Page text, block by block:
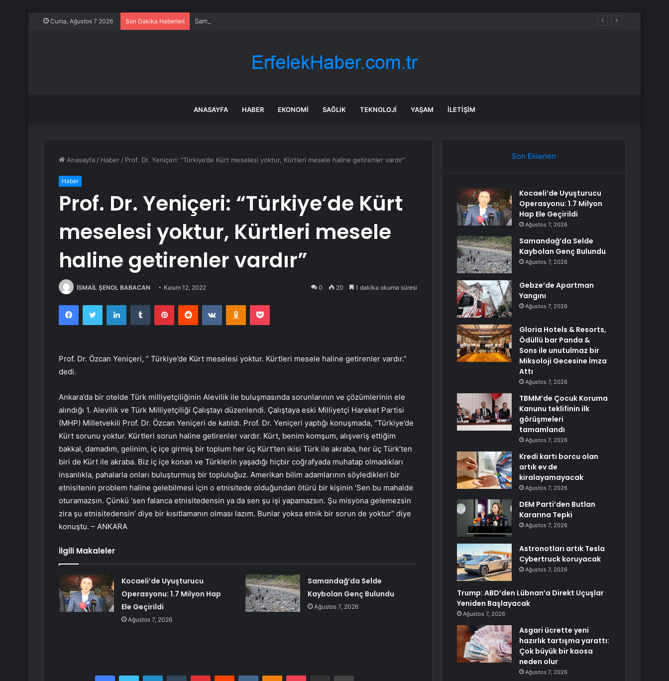
Cuma, Ağustos 7 2026 Son Dakika Haberleri Samandağ’da Selde Kaybolan Genç Bulundu
ANASAYFA HABER EKONOMI SAĞLIK TEKNOLOJI YAŞAM İLETIŞIM
Anasayfa / Haber / Prof. Dr. Yeniçeri: “Türkiye’de Kürt meselesi yoktur, Kürtleri mesele haline getirenler vardır”
Haber
Prof. Dr. Yeniçeri: “Türkiye’de Kürt
meselesi yoktur, Kürtleri mesele
haline getirenler vardır”
İSMAİL ŞENOL BABACAN Kasım 12, 2022 0 20 1 dakika okuma süresi
FacebookTwitter LinkedInTumblr PinterestReddit VKontakteOdnoklassniki
Pocket
Prof. Dr. Özcan Yeniçeri, ” Türkiye’de Kürt meselesi yoktur. Kürtleri mesele haline getirenler vardır.”
dedi.
Ankara’da bir otelde Türk milliyetçiliğinin Alevilik ile buluşmasında sorunlarının ve çözümlerinin ele
alındığı 1. Alevilik ve Türk Milliyetçiliği Çalıştayı düzenlendi. Çalıştaya eski Milliyetçi Hareket Partisi
(MHP) Milletvekili Prof. Dr. Özcan Yeniçeri de katıldı. Prof. Dr. Yeniçeri yaptığı konuşmada, “Türkiye’de
Kürt sorunu yoktur. Kürtleri sorun haline getirenler vardır. Kürt, benim komşum, alışveriş ettiğim
bakkal, damadım, gelinim, iç içe girmiş bir toplum her üç Kürt’ten ikisi Türk ile akraba, her üç Türk’ten
biri de Kürt ile akraba. Biz iç içe konan ve Türklerin yaşadığı hiçbir coğrafyada muhatap olmadıkları
insanlıkla, pahalarla onları buluşturmuş bir topluluğuz. Amerikan bilim adamlarının söyledikleri bir
etnisitenin problem haline gelebilmesi için o etnisitede olduğundan ötürü bir kişinin ‘Sen bu mahalde
oturamazsın. Çünkü ‘sen falanca etnisitedensin ya da sen şu işi yapamazsın. Şu misyona gelemezsin
zira şu etnisitedensin’ diye bir kısıtlamanın olması lazım. Bunlar yoksa etnik bir sorun de yoktur” diye
konuştu. – ANKARA
İlgili Makaleler
Kocaeli’de Uyuşturucu
Operasyonu: 1.7 Milyon Hap
Ele Geçirildi
Ağustos 7, 2026
Samandağ’da Selde
Kaybolan Genç Bulundu
Ağustos 7, 2026
FacebookTwitter LinkedInTumblr PinterestReddit VKontakteOdnoklassniki
Pocket E-Posta ile paylaş Yazdır
Son Eklenen
Kocaeli’de Uyuşturucu
Operasyonu: 1.7 Milyon
Hap Ele Geçirildi
Ağustos 7, 2026
Samandağ’da Selde
Kaybolan Genç Bulundu
Ağustos 7, 2026
Gebze’de Apartman
Yangını
Ağustos 7, 2026
Gloria Hotels & Resorts,
Ödüllü bar Panda &
Sons ile unutulmaz bir
Miksoloji Gecesine İmza
Attı
Ağustos 7, 2026
TBMM’de Çocuk Koruma
Kanunu teklifinin ilk
görüşmeleri
tamamlandı
Ağustos 7, 2026
Kredi kartı borcu olan
artık ev de
kiralayamayacak
Ağustos 7, 2026
DEM Parti’den Butlan
Kararına Tepki
Ağustos 7, 2026
Astronotları artık Tesla
Cybertruck koruyacak
Ağustos 7, 2026
Trump: ABD’den Lübnan’a Direkt Uçuşlar
Yeniden Başlayacak
Ağustos 7, 2026
Asgari ücrette yeni
hazırlık tartışma yarattı:
Çok büyük bir kaosa
neden olur
Ağustos 7, 2026